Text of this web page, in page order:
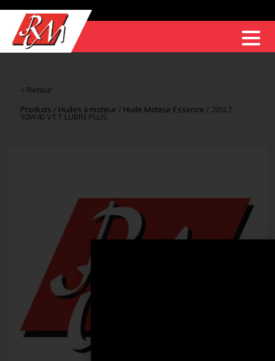
< Retour
Produits / Huiles à moteur/ Huile Moteur Essence / 205LT
10W40 VTT LUBRI PLUS